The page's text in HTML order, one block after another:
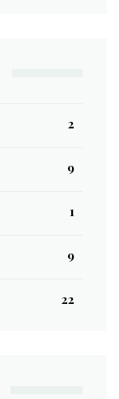
2
9
1
9
22